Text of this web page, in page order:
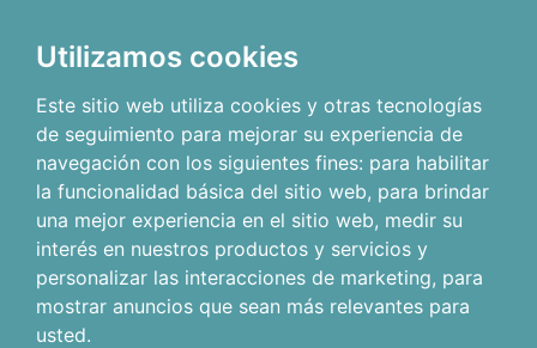
Utilizamos cookies
Este sitio web utiliza cookies y otras tecnologías
de seguimiento para mejorar su experiencia de
navegación con los siguientes fines: para habilitar
la funcionalidad básica del sitio web, para brindar
una mejor experiencia en el sitio web, medir su
interés en nuestros productos y servicios y
personalizar las interacciones de marketing, para
mostrar anuncios que sean más relevantes para
usted.